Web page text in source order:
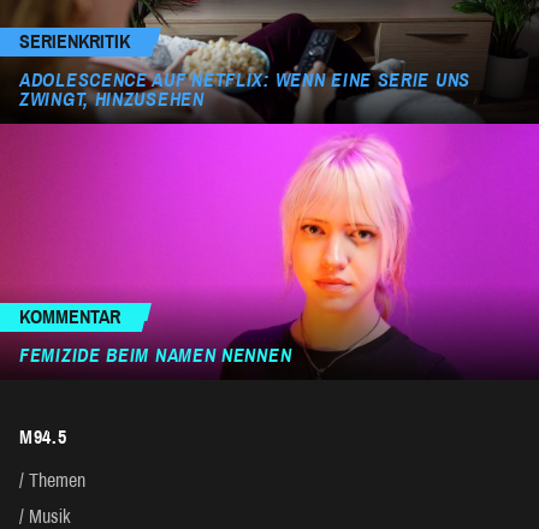
SERIENKRITIK
ADOLESCENCE AUF NETFLIX: WENN EINE SERIE UNS
ZWINGT, HINZUSEHEN
KOMMENTAR
FEMIZIDE BEIM NAMEN NENNEN
M94.5
Themen
Musik